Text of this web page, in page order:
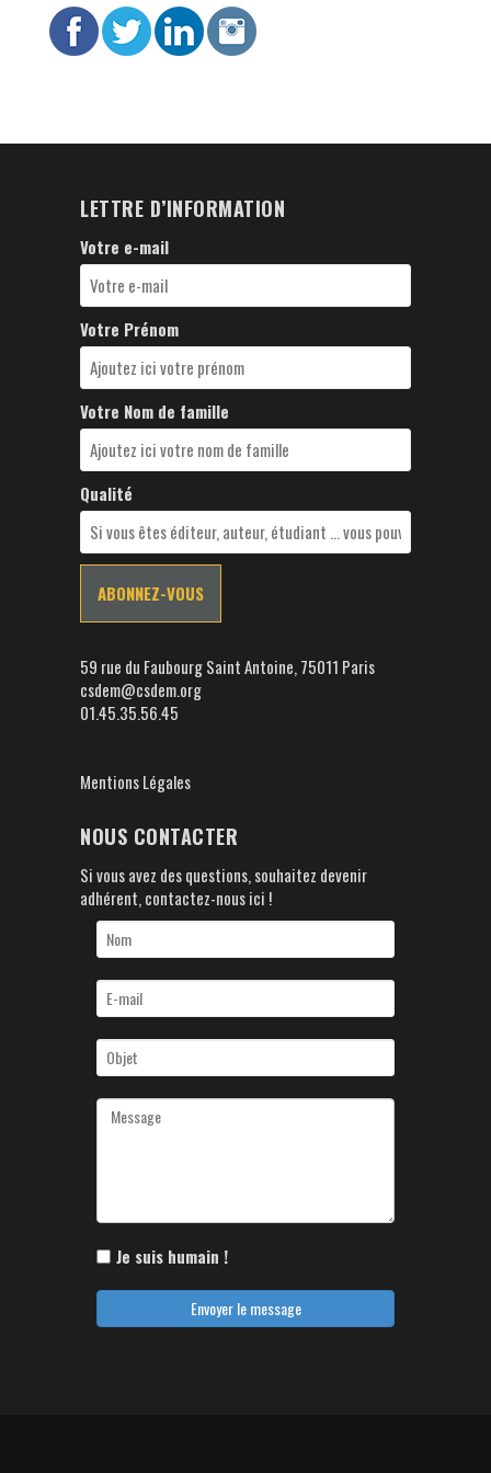
LETTRE D’INFORMATION
Votre e-mail
Votre Prénom
Votre Nom de famille
Qualité
59 rue du Faubourg Saint Antoine, 75011 Paris
csdem@csdem.org
01.45.35.56.45
Mentions Légales
NOUS CONTACTER
Si vous avez des questions, souhaitez devenir
adhérent, contactez-nous ici !
Je suis humain !
Envoyer le message